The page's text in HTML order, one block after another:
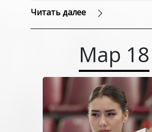
Читать далее
Мар 18